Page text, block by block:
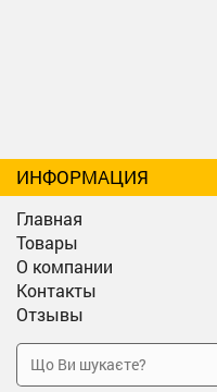
ИНФОРМАЦИЯ
Главная
Товары
О компании
Контакты
Отзывы